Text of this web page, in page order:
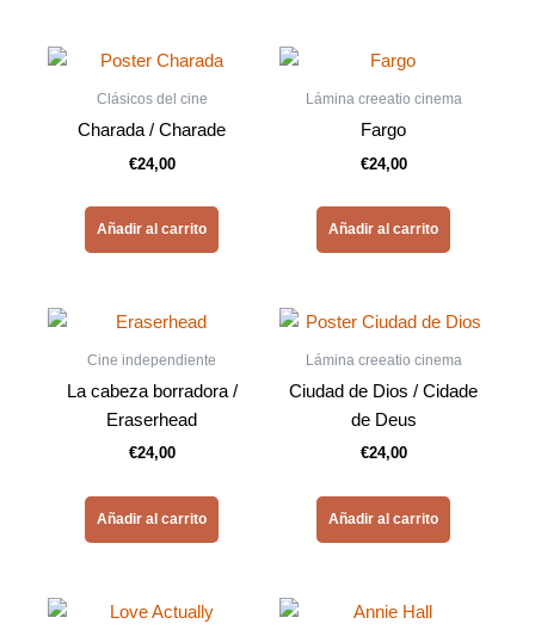
Clásicos del cine
Charada / Charade
€24,00
Añadir al carrito
Lámina creeatio cinema
Fargo
€24,00
Añadir al carrito
Cine independiente
La cabeza borradora /
Eraserhead
€24,00
Añadir al carrito
Lámina creeatio cinema
Ciudad de Dios / Cidade
de Deus
€24,00
Añadir al carrito